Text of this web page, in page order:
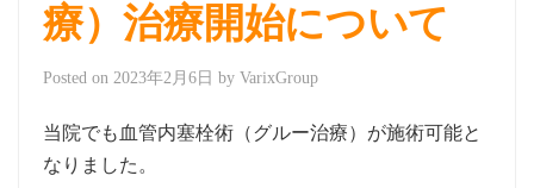
療）治療開始について
Posted on 2023年2月6日 by VarixGroup
当院でも血管内塞栓術（グルー治療）が施術可能と
なりました。